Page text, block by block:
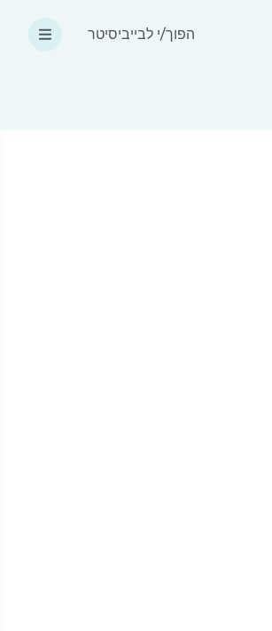
הפוך/י לבייביסיטר